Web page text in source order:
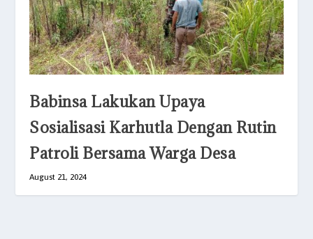
Babinsa Lakukan Upaya
Sosialisasi Karhutla Dengan Rutin
Patroli Bersama Warga Desa
August 21, 2024